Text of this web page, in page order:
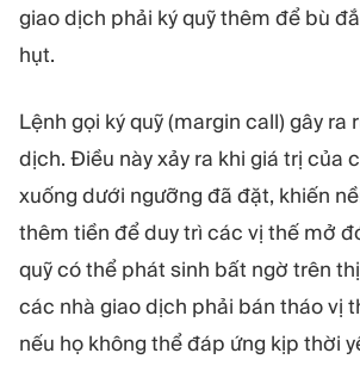
giao dịch phải ký quỹ thêm để bù
hụt.
Lệnh gọi ký quỹ (margin call) gây ra
dịch. Điều này xảy ra khi giá trị của
xuống dưới ngưỡng đã đặt, khiến
thêm tiền để duy trì các vị thế mở
quỹ có thể phát sinh bất ngờ trên
các nhà giao dịch phải bán tháo vị
nếu họ không thể đáp ứng kịp thời